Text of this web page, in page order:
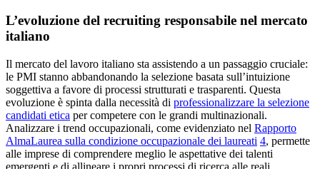
L’evoluzione del recruiting responsabile nel mercato
italiano
Il mercato del lavoro italiano sta assistendo a un passaggio cruciale:
le PMI stanno abbandonando la selezione basata sull’intuizione
soggettiva a favore di processi strutturati e trasparenti. Questa
evoluzione è spinta dalla necessità di professionalizzare la selezione
candidati etica per competere con le grandi multinazionali.
Analizzare i trend occupazionali, come evidenziato nel Rapporto
AlmaLaurea sulla condizione occupazionale dei laureati 4, permette
alle imprese di comprendere meglio le aspettative dei talenti
emergenti e di allineare i propri processi di ricerca alle reali